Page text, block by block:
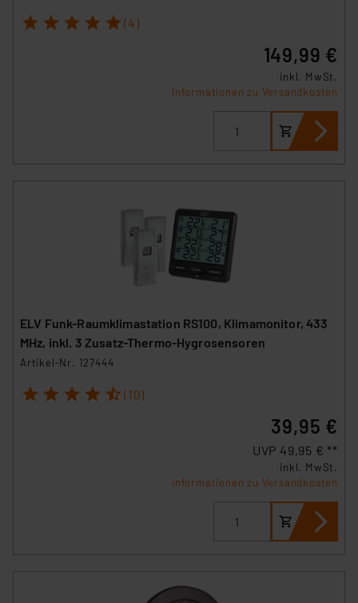
1 2 3 4 5 (4)
149,99 €
inkl. MwSt.
Informationen zu Versandkosten
ELV Funk-Raumklimastation RS100, Klimamonitor, 433
MHz, inkl. 3 Zusatz-Thermo-Hygrosensoren
Artikel-Nr. 127444
1 2 3 4 5 (10)
39,95 €
UVP 49,95 € **
inkl. MwSt.
Informationen zu Versandkosten